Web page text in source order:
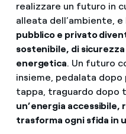
realizzare un futuro in
alleata dell’ambiente, e
pubblico e privato
sostenibile, di
energetica. Un futuro
insieme, pedalata
tappa, traguardo dopo
un’energia accessibile,
trasforma ogni sfida in